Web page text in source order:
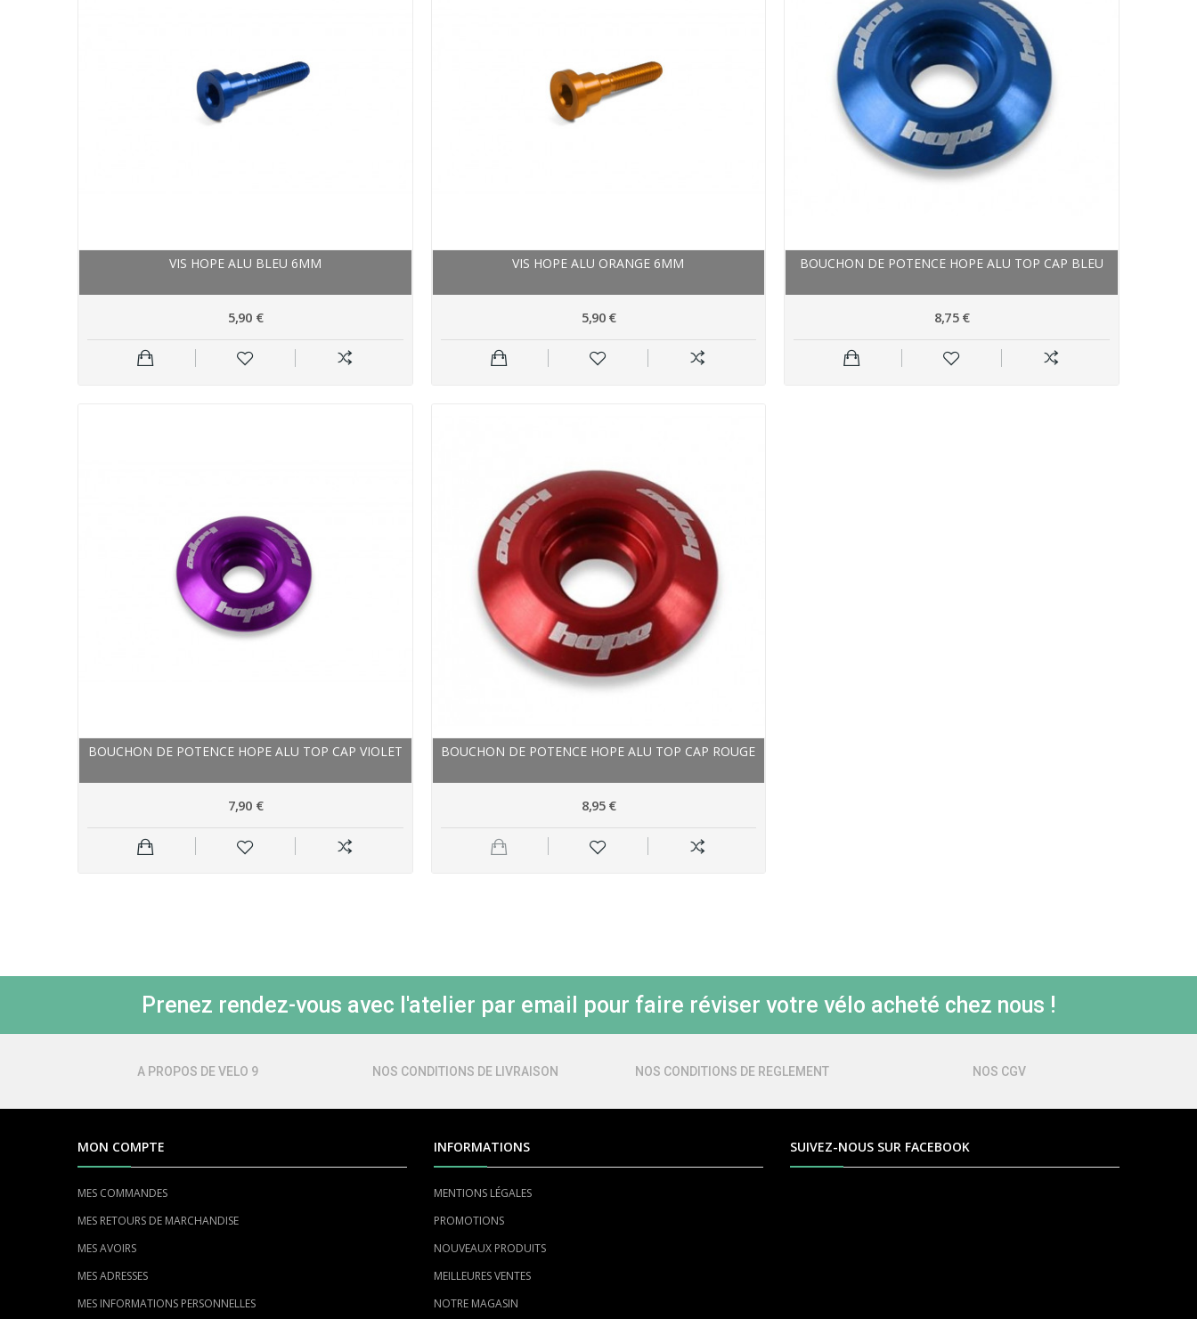
VIS HOPE ALU BLEU 6MM
5,90 €
VIS HOPE ALU ORANGE 6MM
5,90 €
BOUCHON DE POTENCE HOPE ALU TOP CAP BLEU
8,75 €
BOUCHON DE POTENCE HOPE ALU TOP CAP VIOLET
7,90 €
BOUCHON DE POTENCE HOPE ALU TOP CAP ROUGE
8,95 €
Prenez rendez-vous avec l'atelier par email pour faire réviser votre vélo acheté chez nous !
A PROPOS DE VELO 9 NOS CONDITIONS DE LIVRAISON NOS CONDITIONS DE REGLEMENT NOS CGV
MON COMPTE
MES COMMANDES
MES RETOURS DE MARCHANDISE
MES AVOIRS
MES ADRESSES
MES INFORMATIONS PERSONNELLES
INFORMATIONS
MENTIONS LÉGALES
PROMOTIONS
NOUVEAUX PRODUITS
MEILLEURES VENTES
NOTRE MAGASIN
SUIVEZ-NOUS SUR FACEBOOK